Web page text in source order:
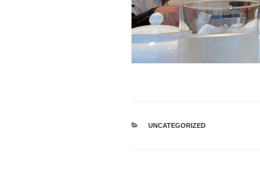
カ
UNCATEGORIZED